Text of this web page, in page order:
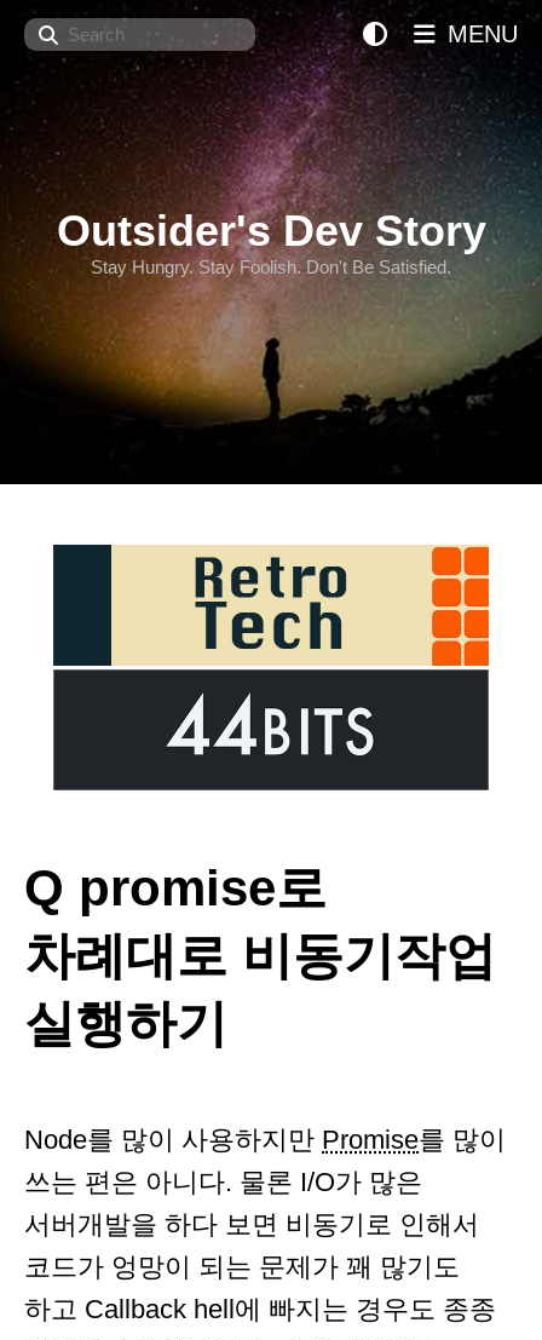
Search
Outsider's Dev Story
Stay Hungry. Stay Foolish. Don't Be Satisfied.
MENU
Q promise로
차례대로 비동기작업
실행하기
Node를 많이 사용하지만 Promise를 많이
쓰는 편은 아니다. 물론 I/O가 많은
서버개발을 하다 보면 비동기로 인해서
코드가 엉망이 되는 문제가 꽤 많기도
하고 Callback hell에 빠지는 경우도 종종